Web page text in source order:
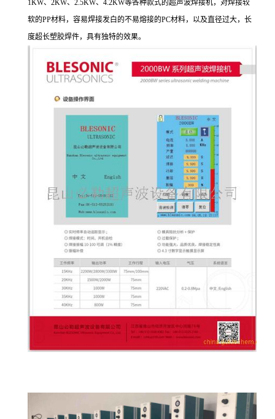
1KW、2KW、2.5KW、4.2KW等各种款式的超声波焊接机，对焊接较
软的PP材料，容易焊接发白的不易熔接的PC材料，以及直径过大，长
度超长塑胶焊件，具有独特的效果。